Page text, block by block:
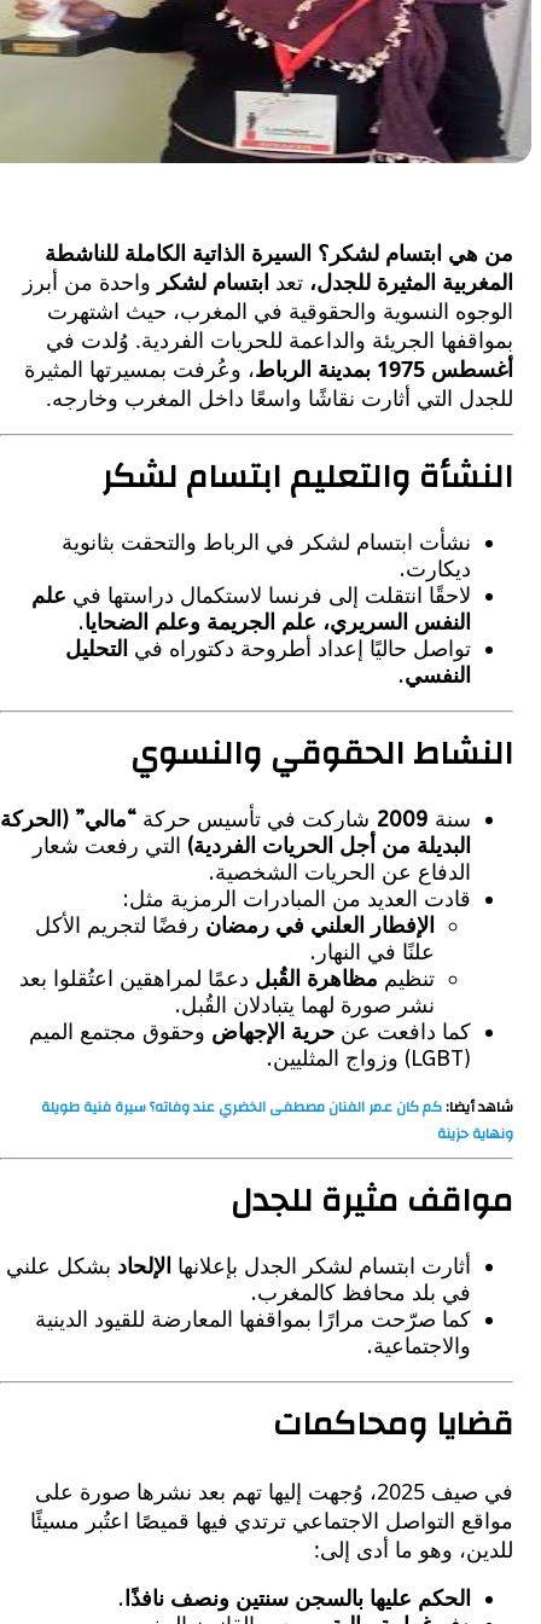
ابتسام لشكر؟ السيرة الذاتية الكاملة للناشطة
المثيرة للجدل،تعدابتسام لشكرواحدة من أبرز
النسوية والحقوقية في المغرب، حيث اشتهرت
الجريئة والداعمة للحريات الفردية. وُلدت في
الرباط
، وعُرفت بمسيرتها المثيرة
التي أثارت نقاشًا واسعًا داخل المغرب وخارجه.
والتعليم ابتسام لشكر
نشأت ابتسام لشكر في الرباط والتحقت بثانوية
ديكارت.
لاحقًا انتقلت إلى فرنسا لاستكمال دراستها فيعلم
النفس السريري، علم الجريمة وعلم الضحايا
تواصل حاليًا إعداد أطروحة دكتوراه فيالتحليل
الحقوقي والنسوي
2009شاركت في تأسيس حركة “مالي” (الحركة
البديلة من أجل الحريات الفردية) التي رفعت شعار
الدفاع عن الحريات الشخصية.
قادت العديد من المبادرات الرمزية مثل:
الإفطار العلني في رمضان رفضًا لتجريم الأكل
علنًا في النهار.
تنظيم مظاهرة القُبل دعمًا لمراهقين اعتُقلوا بعد
نشر صورة لهما يتبادلان القُبل.
كما دافعت عنحرية الإجهاضوحقوق مجتمع الميم
كم كان عمر الفنان مصطفى الخضري عند وفاته؟ سيرة فنية طويلة
مثيرة للجدل
أثارت ابتسام لشكر الجدل بإعلانها الإلحادبشكل علني
في بلد محافظ كالمغرب.
كما صرّحت مرارًا بمواقفها المعارضة للقيود الدينية
والاجتماعية.
ومحاكمات
في صيف 2025، وُجهت إليها تهم بعد نشرها صورة على
التواصل الاجتماعي ترتدي فيها قميصًا اعتُبر مسيئًا
وهو ما أدى إلى:
الحكم عليها بالسجن سنتين ونصف نافذًا.